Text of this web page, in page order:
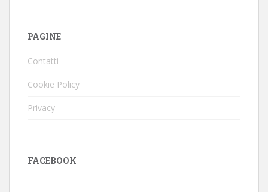
PAGINE
Contatti
Cookie Policy
Privacy
FACEBOOK